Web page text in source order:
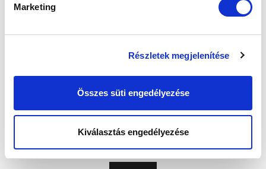
Marketing
Részletek megjelenítése
Összes süti engedélyezése
Kiválasztás engedélyezése